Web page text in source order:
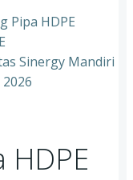
Pipa HDPE
Sinergy Mandiri
HDPE